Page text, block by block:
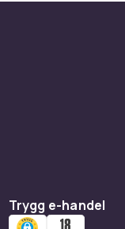
racker
Trygg e-handel